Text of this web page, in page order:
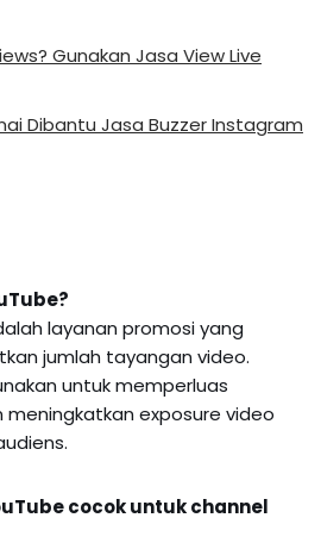
Gunakan Jasa View Live
Dibantu Jasa Buzzer Instagram
layanan promosi yang
jumlah tayangan video.
untuk memperluas
exposure video
cocok untuk channel